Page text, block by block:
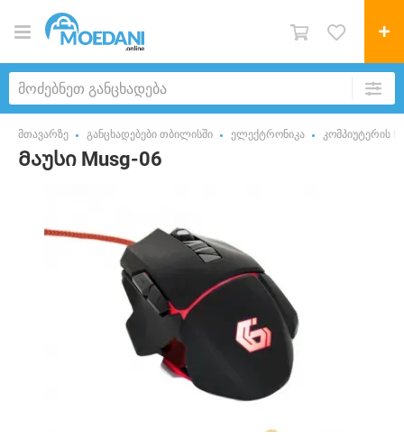
მთავარზე განცხადებები თბილისში ელექტრონიკა კომპიუტერის
Მაუსი Musg-06